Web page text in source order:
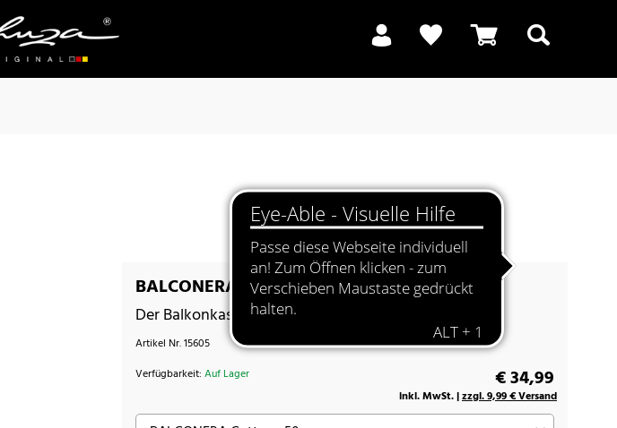
Suchen
BALCONERA Cottage 50 mokka
Der Balkonkasten im Landhausstil
Artikel Nr.15605
Verfügbarkeit:Auf Lager € 34,99
inkl. MwSt. |zzgl. 9,99 € Versand